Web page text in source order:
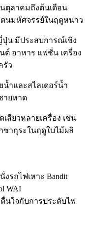
นตุลาคมถึงต้นเดือน
นมหัศจรรย์ในฤดูหนาว
น มีประสบการณ์เชิง
ต์ อาหาร แฟชั่น เครื่อง
รัว
น้ำและสไลเดอร์น้ำ
ายหาด
เสียวหลายเครื่อง เช่น
ซากุระในฤดูใบไม้ผลิ
รถไฟเหาะ Bandit
WAI
นใจกับการประดับไฟ